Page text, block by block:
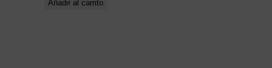
Añadir al carrito